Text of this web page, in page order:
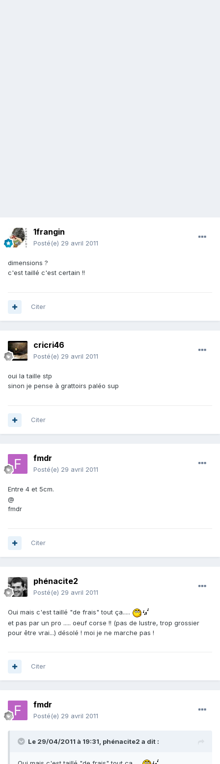
1frangin
Posté(e) 29 avril 2011
dimensions ?
c'est taillé c'est certain !!
Citer
cricri46
Posté(e) 29 avril 2011
oui la taille stp
sinon je pense à grattoirs paléo sup
Citer
fmdr
Posté(e) 29 avril 2011
Entre 4 et 5cm.
@
fmdr
Citer
phénacite2
Posté(e) 29 avril 2011
Oui mais c'est taillé "de frais" tout ça.....
et pas par un pro ..... oeuf corse !! (pas de lustre, trop grossier
pour être vrai...) désolé ! moi je ne marche pas !
Citer
fmdr
Posté(e) 29 avril 2011
Le 29/04/2011 à 19:31, phénacite2 a dit :